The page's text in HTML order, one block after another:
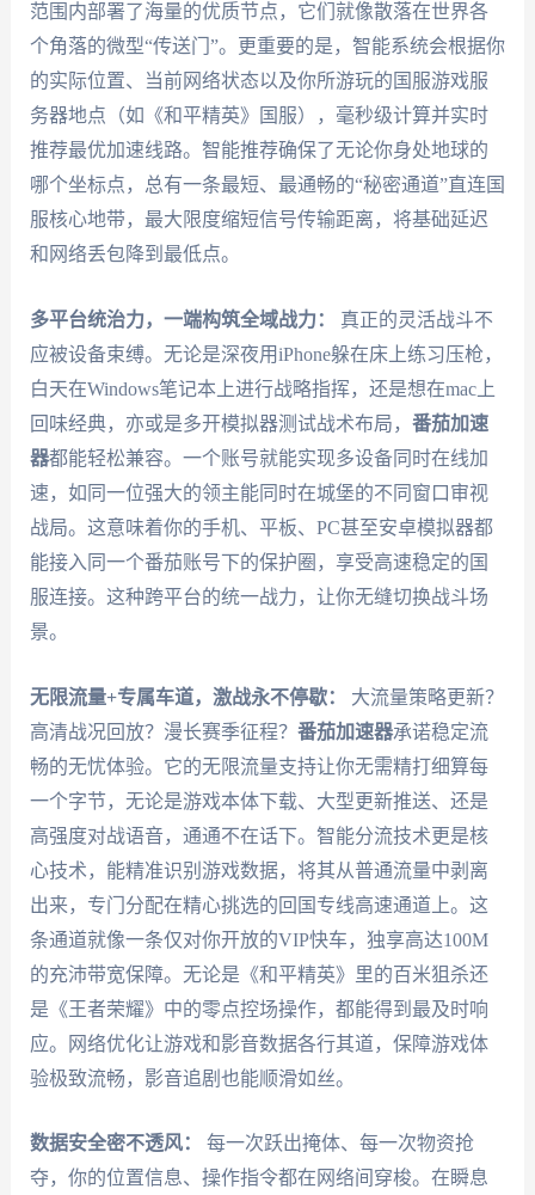
范围内部署了海量的优质节点，它们就像散落在世界各
个角落的微型“传送门”。更重要的是，智能系统会根据你
的实际位置、当前网络状态以及你所游玩的国服游戏服
务器地点（如《和平精英》国服），毫秒级计算并实时
推荐最优加速线路。智能推荐确保了无论你身处地球的
哪个坐标点，总有一条最短、最通畅的“秘密通道”直连国
服核心地带，最大限度缩短信号传输距离，将基础延迟
和网络丢包降到最低点。
多平台统治力，一端构筑全域战力：
真正的灵活战斗不
应被设备束缚。无论是深夜用iPhone躲在床上练习压枪，
白天在Windows笔记本上进行战略指挥，还是想在mac上
回味经典，亦或是多开模拟器测试战术布局， 番茄加速
器都能轻松兼容。一个账号就能实现多设备同时在线加
速，如同一位强大的领主能同时在城堡的不同窗口审视
战局。这意味着你的手机、平板、PC甚至安卓模拟器都
能接入同一个番茄账号下的保护圈，享受高速稳定的国
服连接。这种跨平台的统一战力，让你无缝切换战斗场
景。
无限流量+专属车道，激战永不停歇：
大流量策略更新？
高清战况回放？漫长赛季征程？ 番茄加速器承诺稳定流
畅的无忧体验。它的无限流量支持让你无需精打细算每
一个字节，无论是游戏本体下载、大型更新推送、还是
高强度对战语音，通通不在话下。智能分流技术更是核
心技术，能精准识别游戏数据，将其从普通流量中剥离
出来，专门分配在精心挑选的回国专线高速通道上。这
条通道就像一条仅对你开放的VIP快车，独享高达100M
的充沛带宽保障。无论是《和平精英》里的百米狙杀还
是《王者荣耀》中的零点控场操作，都能得到最及时响
应。网络优化让游戏和影音数据各行其道，保障游戏体
验极致流畅，影音追剧也能顺滑如丝。
数据安全密不透风：
每一次跃出掩体、每一次物资抢
夺，你的位置信息、操作指令都在网络间穿梭。在瞬息